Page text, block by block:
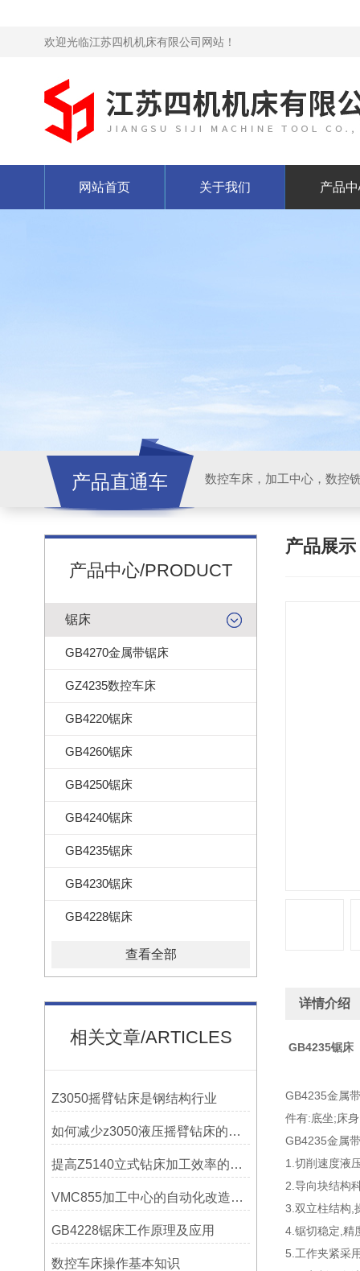
欢迎光临江苏四机机床有限公司网站！
网站首页 关于我们 产品
产品直通车
产品中心/PRODUCT
锯床
GB4270金属带锯床
GZ4235数控车床
GB4220锯床
GB4260锯床
GB4250锯床
GB4240锯床
GB4235锯床
GB4230锯床
GB4228锯床
查看全部
相关文章/ARTICLES
Z3050摇臂钻床是钢结构行业
如何减少z3050液压摇臂钻床的故障和维修成本？
提高Z5140立式钻床加工效率的改进措施
VMC855加工中心的自动化改造与智能化应用说明
GB4228锯床工作原理及应用
数控车床操作基本知识
产品展示
详情介绍
GB4235锯床
GB4235金属
件有:底坐;床
GB4235金属
1.切削速度液
2.导向块结构
3.双立柱结构,
4.锯切稳定,精
5.工作夹紧采